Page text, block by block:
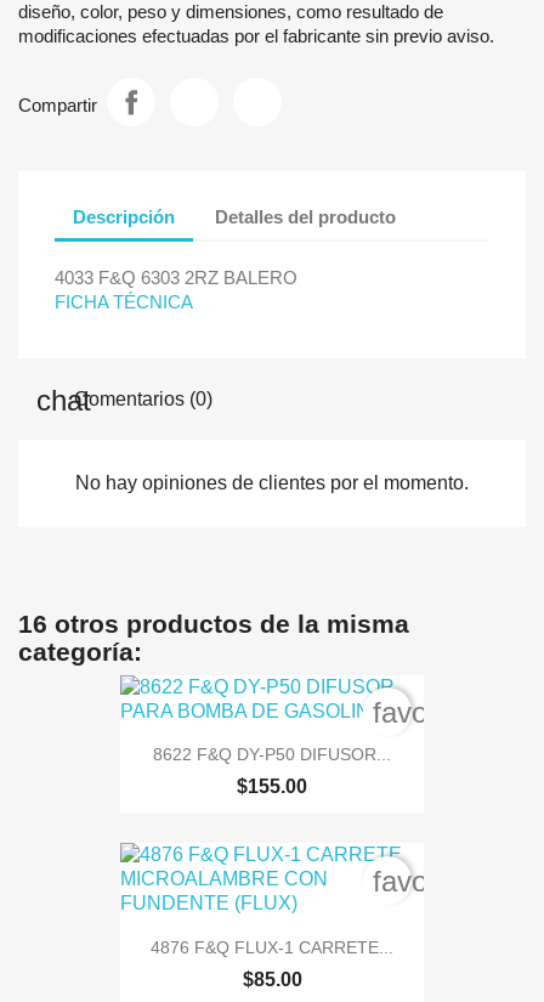
diseño, color, peso y dimensiones, como resultado de
modificaciones efectuadas por el fabricante sin previo aviso.
Compartir
Descripción Detalles del producto
4033 F&Q 6303 2RZ BALERO
FICHA TÉCNICA
Comentarios (0)
No hay opiniones de clientes por el momento.
16 otros productos de la misma
categoría:
8622 F&Q DY-P50 DIFUSOR...
$155.00
4876 F&Q FLUX-1 CARRETE...
$85.00